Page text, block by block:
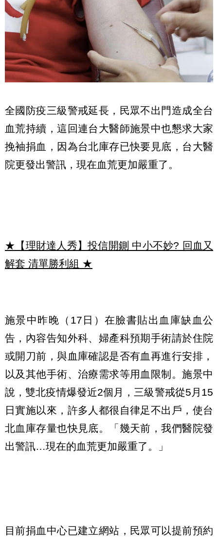
全國防疫三級警戒延長，民眾不出門造成全台
血荒持續，這回連台大醫師施景中也懇求大家
挽袖捐血，因為台北庫存已快要見底，台大醫
院更發出警訊，現在血荒更加嚴重了。
★【理財達人秀】投信開鍘 中小不妙? 回血又
解套 清單勝利組 ★
施景中昨晚（17日）在臉書貼出血庫缺血公
告，內容告知外科、婦產科預期手術請於住院
或開刀前，與血庫確認是否有血再進行安排，
以及其他手術、治療需求等用血限制。施景中
說，雙北疫情爆發近2個月，三級警戒從5月15
日實施以來，許多人都很自律足不出戶，使台
北血庫存量也快見底。「幾天前，我們醫院發
出警訊…現在的血荒更加嚴重了。」
目前捐血中心已建立網站，民眾可以提前預約